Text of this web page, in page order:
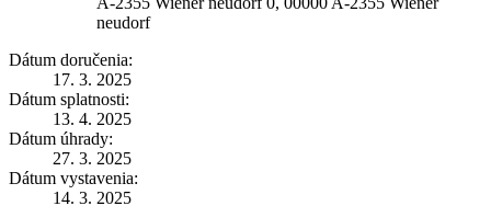
neudorf
Dátum doručenia:
17. 3. 2025
Dátum splatnosti:
13. 4. 2025
Dátum úhrady:
27. 3. 2025
Dátum vystavenia:
14. 3. 2025